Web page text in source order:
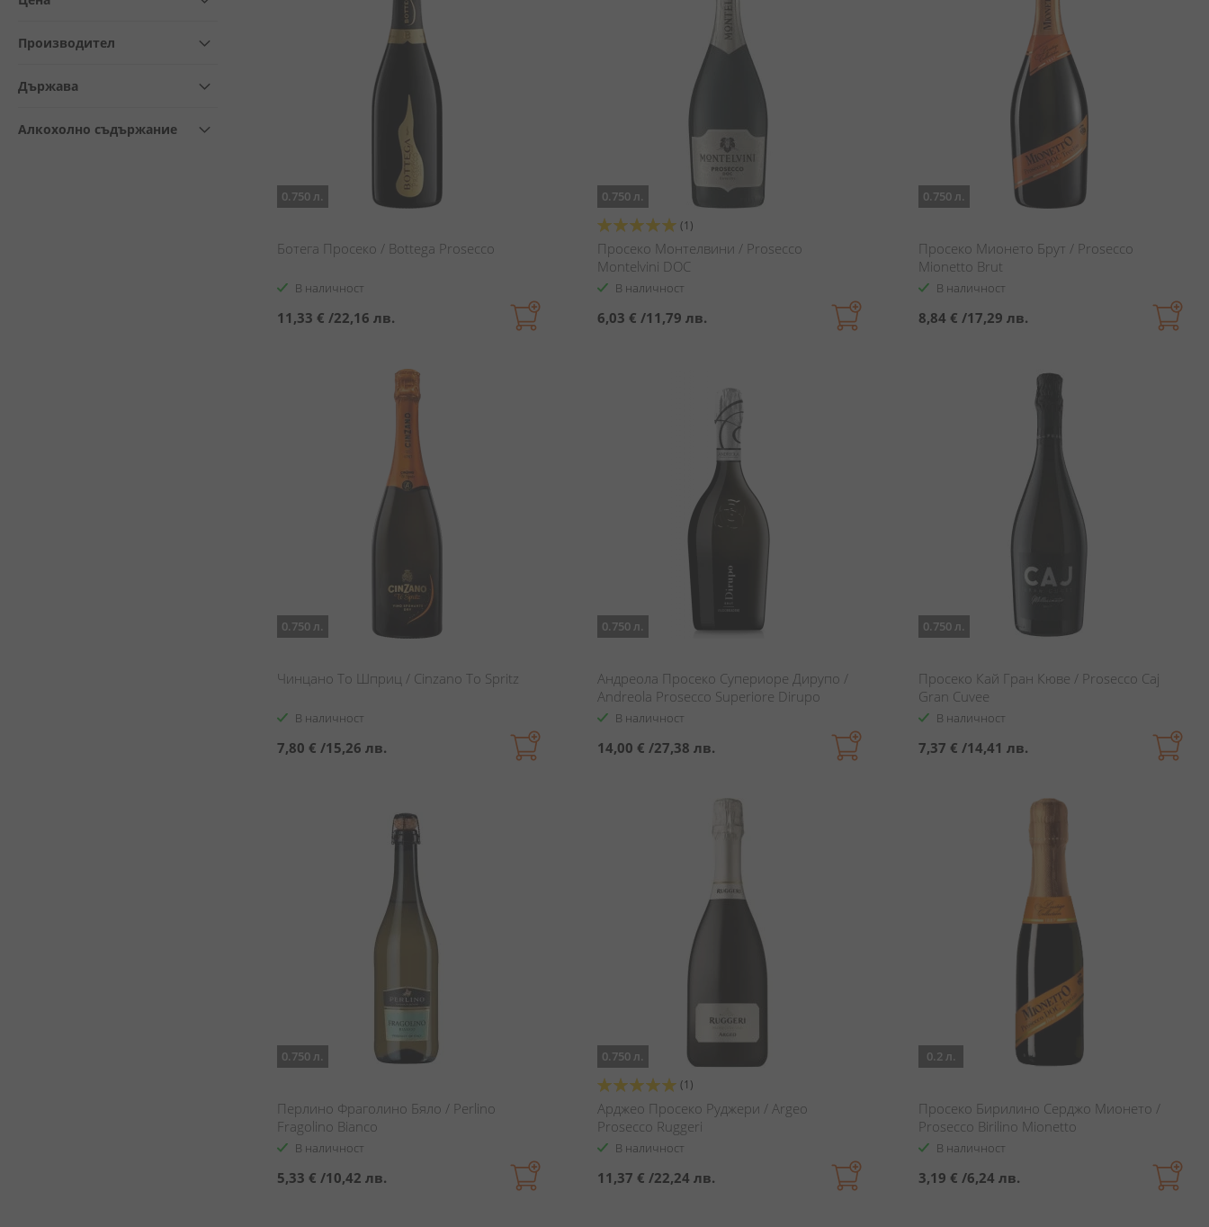
0.750 л.
Ботега Просеко / Bottega Prosecco
В наличност
11,33 € /22,16 лв.
0.750 л.
Оценка:
100%
(1)
Просеко Монтелвини / Prosecco
Montelvini DOC
В наличност
6,03 € /11,79 лв.
0.750 л.
Просеко Мионето Брут / Prosecco
Mionetto Brut
В наличност
8,84 € /17,29 лв.
0.750 л.
Чинцано То Шприц / Cinzano То Spritz
В наличност
7,80 € /15,26 лв.
0.750 л.
Андреола Просеко Супериоре Дирупо /
Andreola Prosecco Superiore Dirupo
В наличност
14,00 € /27,38 лв.
0.750 л.
Просеко Кай Гран Кюве / Prosecco Caj
Gran Cuvee
В наличност
7,37 € /14,41 лв.
0.750 л.
Перлино Фраголино Бяло / Perlino
Fragolino Bianco
В наличност
5,33 € /10,42 лв.
0.750 л.
Оценка:
100%
(1)
Арджео Просеко Руджери / Argeo
Prosecco Ruggeri
В наличност
11,37 € /22,24 лв.
0.2 л.
Просеко Бирилино Серджо Мионето /
Prosecco Birilino Mionetto
В наличност
3,19 € /6,24 лв.
Производител
Държава
Алкохолно съдържание